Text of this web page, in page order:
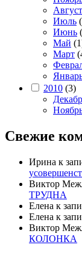
Август
Июль
Июнь
Май
Март
2010 (3)
Свежие
Ирина к
Виктор
ТРУДНА
Елена к
Елена к
Виктор
КОЛОНКА